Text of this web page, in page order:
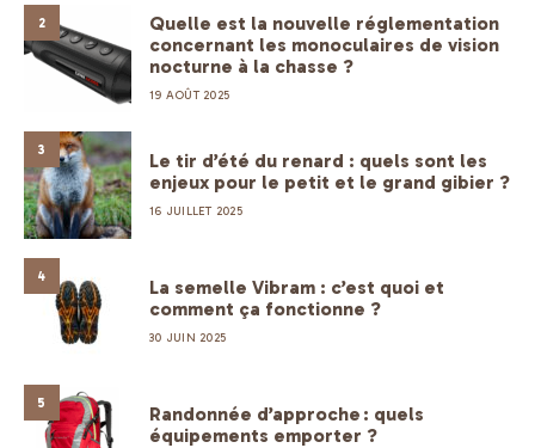
2
Quelle est la nouvelle réglementation
concernant les monoculaires de vision
nocturne à la chasse ?
19 AOÛT 2025
3
Le tir d’été du renard : quels sont les
enjeux pour le petit et le grand gibier ?
16 JUILLET 2025
4
La semelle Vibram : c’est quoi et
comment ça fonctionne ?
30 JUIN 2025
5
Randonnée d’approche : quels
équipements emporter ?